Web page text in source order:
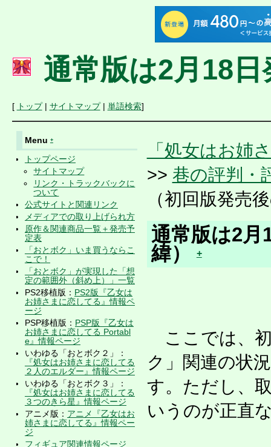
通常版は2月18
[ トップ| サイトマップ| 単語検索]
Menu +
トップページ
サイトマップ
リンク・トラックバックに
ついて
公式サイトと関連リンク
メディアでの取り上げられ方
原作＆関連商品一覧＋発売予
定表
「おとボク」いま買うならこ
こで！
「おとボク」が実現した「想
定の範囲外（斜め上）」一覧
PS2移植版： PS2版『乙女は
お姉さまに恋してる』情報ペ
ージ
PSP移植版： PSP版『乙女は
お姉さまに恋してる Portabl
e』情報ページ
いわゆる「おとボク２」：
『処女はお姉さまに恋してる
２人のエルダー』情報ページ
いわゆる「おとボク３」：
『処女はお姉さまに恋してる
３つのきら星』情報ページ
アニメ版： アニメ『乙女はお
姉さまに恋してる』情報ペー
ジ
フィギュア関連情報ページ
「処女はお姉
>> 巷の評判・
（初回版発売
通常版は2月
緯）+
ここでは、
ク」関連の状
す。ただし、
いうのが正直